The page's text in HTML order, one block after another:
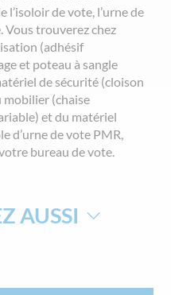
l’isoloir de vote, l’urne de
Vous trouverez chez
(adhésif
et poteau à sangle
de sécurité (cloison
mobilier (chaise
et du matériel
d’urne de vote PMR,
bureau de vote.
AUSSI
ÉQUIPEMENTS DU MAIRE